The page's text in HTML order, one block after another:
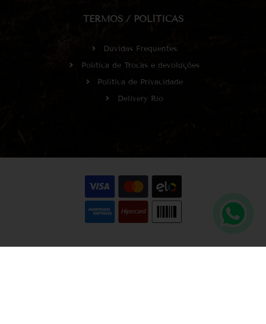
TERMOS / POLÍTICAS
Dúvidas Frequentes
Política de Trocas e devoluções
Política de Privacidade
Delivery Rio